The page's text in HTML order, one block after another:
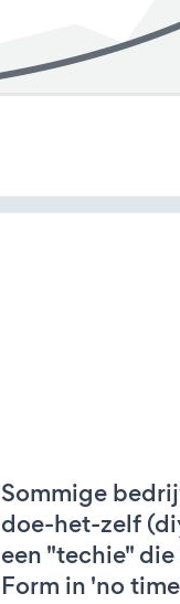
Sommige
doe-het-zelf
een "techie"
Form in 'no